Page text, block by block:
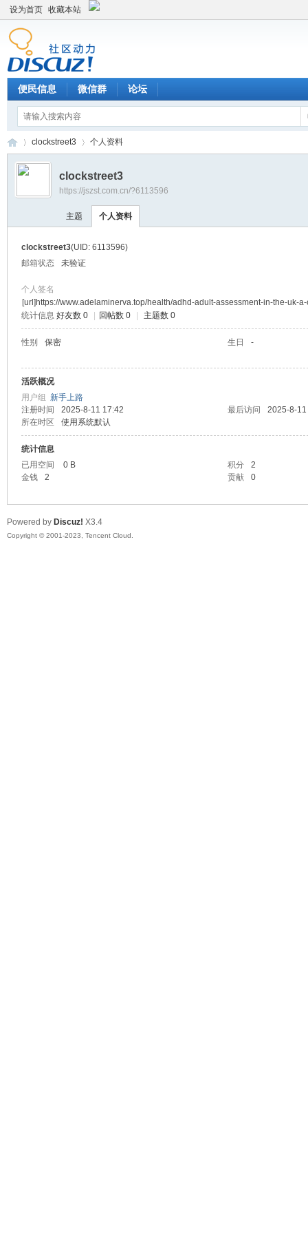
设为首页 收藏本站
便民信息 微信群 论坛
›
clockstreet3 个人资料
clockstreet3
https://jszst.com.cn/?6113596
主题 个人资料
clockstreet3(UID: 6113596)
邮箱状态
未验证
个人签名
[url]https://www.adelaminerva.top/health/adhd-adult-assessment-in-the-uk-
统计信息 好友数 0 回帖数 0 主题数 0
性别 保密 生日 -
活跃概况
用户组 新手上路
注册时间
2025-8-11 17:42 最后访问
2025-8-
所在时区
使用系统默认
统计信息
已用空间
0 B 积分
2
金钱
2 贡献 0
Powered by Discuz! X3.4
Copyright © 2001-2023, Tencent Cloud.